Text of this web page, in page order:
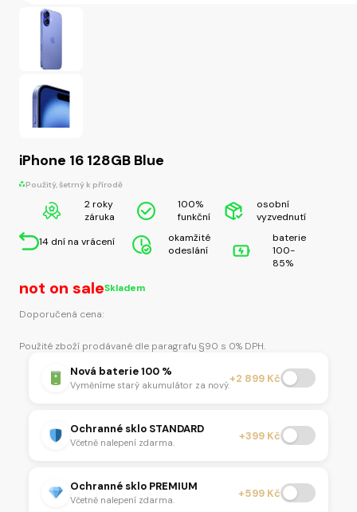
iPhone 16 128GB Blue
Použitý, šetrný k přírodě
2 roky
záruka
100%
funkční
osobní
vyzvednutí
14 dní na vrácení
okamžité
odeslání
baterie
100-
85%
not on saleSkladem
Doporučená cena:
Použité zboží prodávané dle paragrafu §90 s 0% DPH.
Nová baterie 100 %
Vyměníme starý akumulátor za nový.+2 899 Kč
Ochranné sklo STANDARD
Včetně nalepení zdarma. +399 Kč
Ochranné sklo PREMIUM
Včetně nalepení zdarma. +599 Kč